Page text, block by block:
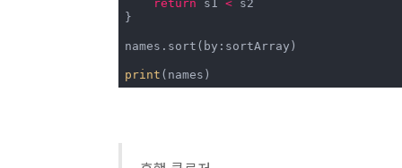
return s1 < s2
}
names.sort(by:sortArray)
print (names)